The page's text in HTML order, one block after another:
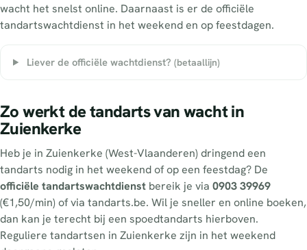
wacht het snelst online. Daarnaast is er de officiële
tandartswachtdienst in het weekend en op feestdagen.
Liever de officiële wachtdienst? (betaallijn)
Zo werkt de tandarts van wacht in
Zuienkerke
Heb je in Zuienkerke (West-Vlaanderen) dringend een
tandarts nodig in het weekend of op een feestdag? De
officiële tandartswachtdienst bereik je via 0903 39969
(€1,50/min) of via tandarts.be. Wil je sneller en online boeken,
dan kan je terecht bij een spoedtandarts hierboven.
Reguliere tandartsen in Zuienkerke zijn in het weekend